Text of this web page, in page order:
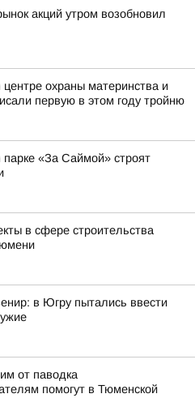
акций утром возобновил
центре охраны материнства и
первую в этом году тройню
парке «За Саймой» строят
в сфере строительства
в Югру пытались ввести
от паводка
помогут в Тюменской